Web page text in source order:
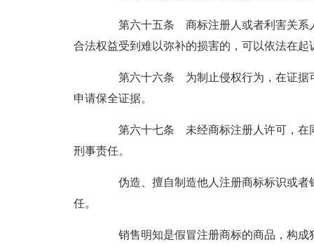
第六十五条 商标注册人或者利害关系人
合法权益受到难以弥补的损害的，可以依法在
第六十六条 为制止侵权行为，在证据可
申请保全证据。
第六十七条 未经商标注册人许可，在同
刑事责任。
伪造、擅自制造他人注册商标标识或者
任。
销售明知是假冒注册商标的商品，构成